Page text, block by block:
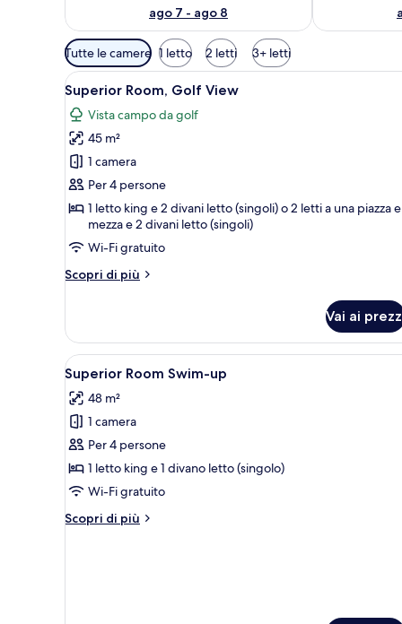
ago 7 - ago 8
Filtri
disponibili
per
le
camere
Tutte le camere 1 letto 2 letti 3+ letti
Apri
tutte
le
foto
per
Superior
Room,
Golf
View
Una moderna camera
5
Superior Room, Golf View
Vista campo da golf
45 m²
1 camera
Per 4 persone
1 letto king e 2 divani letto (singoli) o 2 letti a una piazza e
mezza e 2 divani letto (singoli)
Wi-Fi gratuito
Scopri di più
Altri
Room,
Golf
View
Vai ai
Apri
tutte
le
foto
per
Superior
Room
up
Una moderna camera d'hotel
5
Superior Room Swim-up
48 m²
1 camera
Per 4 persone
1 letto king e 1 divano letto (singolo)
Wi-Fi gratuito
Scopri di più
Altri